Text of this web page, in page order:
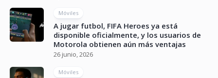
Móviles
A jugar futbol, FIFA Heroes ya está
disponible oficialmente, y los usuarios de
Motorola obtienen aún más ventajas
26 junio, 2026
Móviles